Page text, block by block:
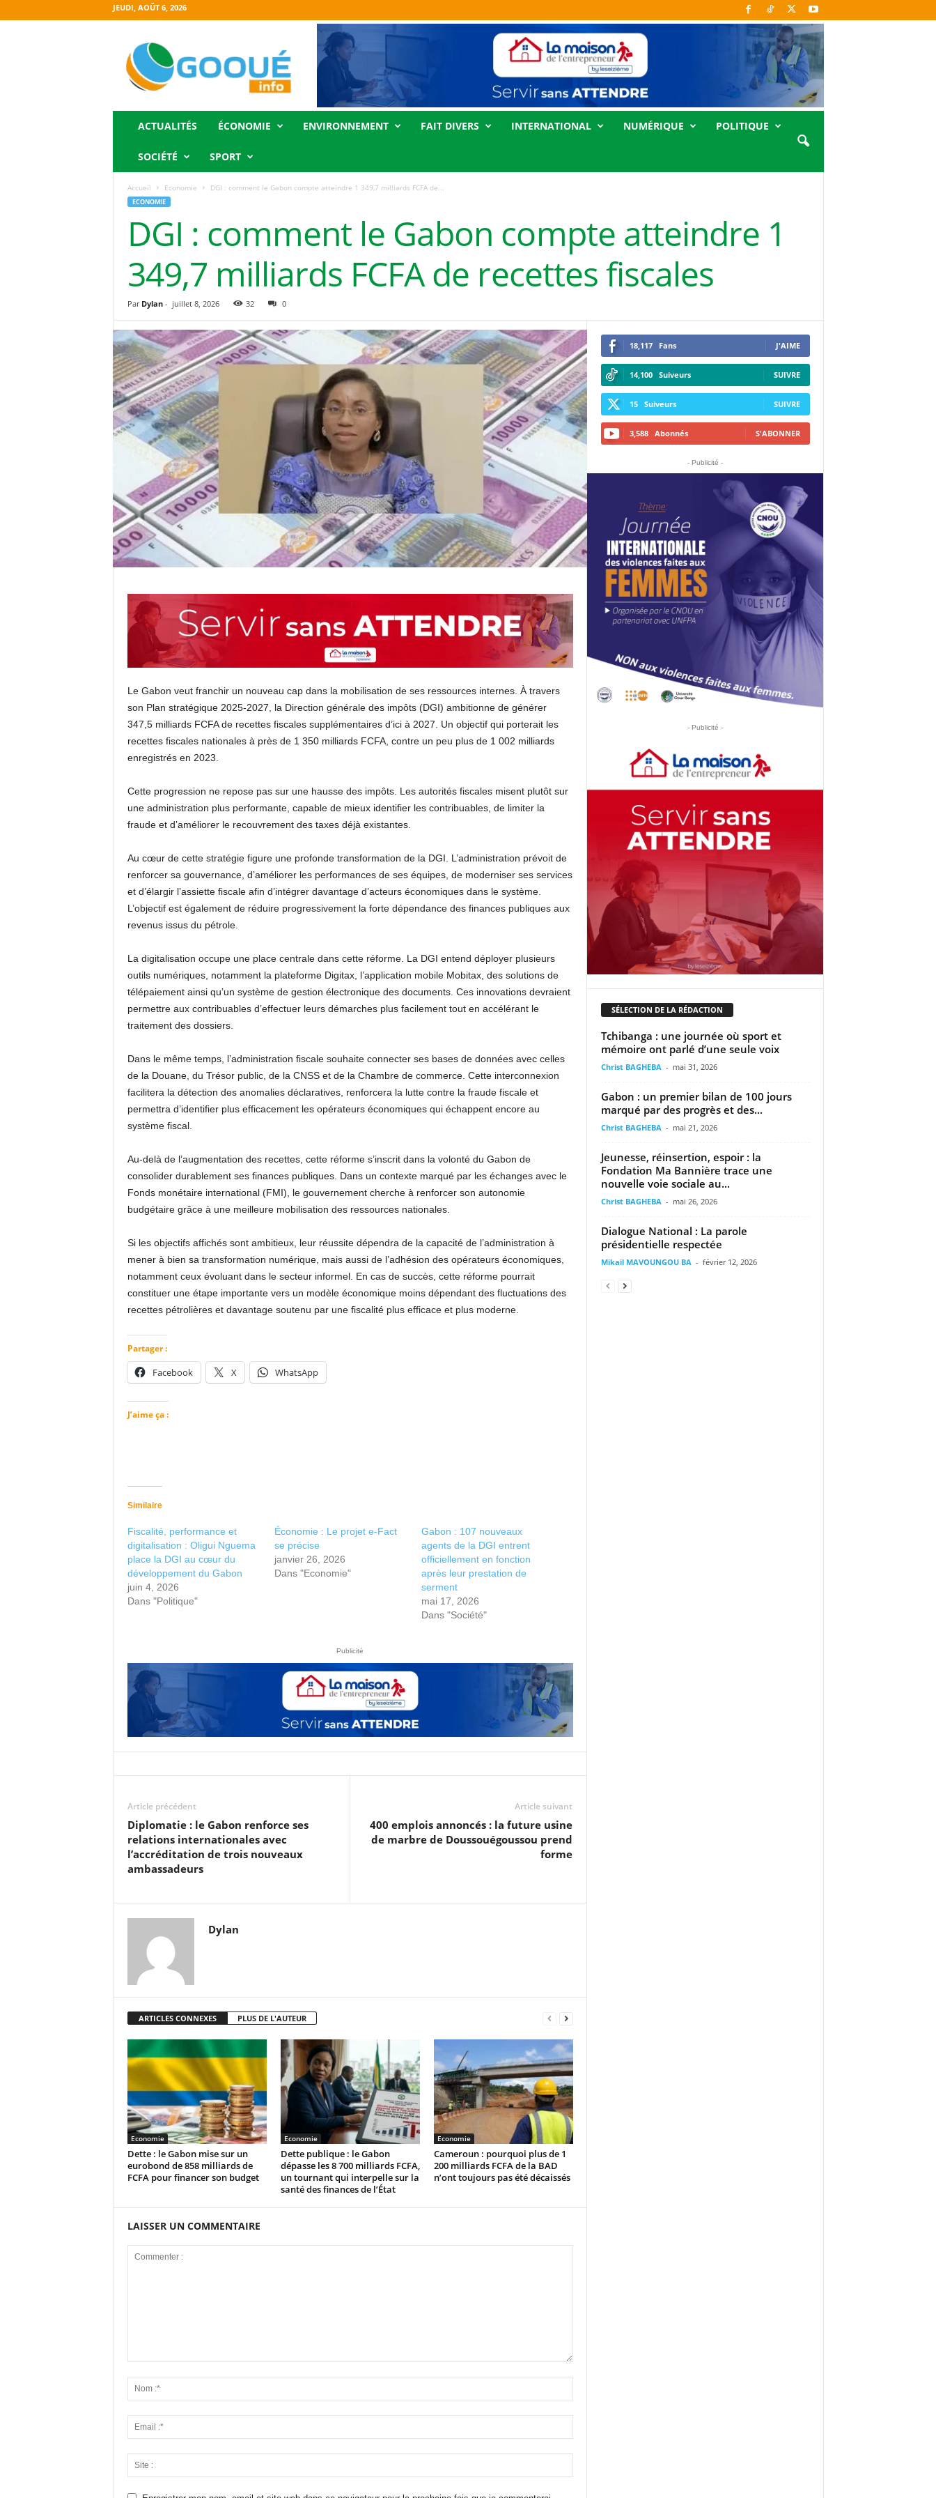
JEUDI, AOÛT 6, 2026
ACTUALITÉS ÉCONOMIE ENVIRONNEMENT FAIT DIVERS INTERNATIONAL NUMÉRIQUE POLITIQUE
SOCIÉTÉ SPORT
Accueil Economie DGI : comment le Gabon compte atteindre 1 349,7 milliards FCFA de...
ECONOMIE
DGI : comment le Gabon compte atteindre 1
349,7 milliards FCFA de recettes fiscales
Par Dylan- juillet 8, 2026 32 0
Le Gabon veut franchir un nouveau cap dans la mobilisation de ses ressources internes. À travers
son Plan stratégique 2025-2027, la Direction générale des impôts (DGI) ambitionne de générer
347,5 milliards FCFA de recettes fiscales supplémentaires d’ici à 2027. Un objectif qui porterait les
recettes fiscales nationales à près de 1 350 milliards FCFA, contre un peu plus de 1 002 milliards
enregistrés en 2023.
Cette progression ne repose pas sur une hausse des impôts. Les autorités fiscales misent plutôt sur
une administration plus performante, capable de mieux identifier les contribuables, de limiter la
fraude et d’améliorer le recouvrement des taxes déjà existantes.
Au cœur de cette stratégie figure une profonde transformation de la DGI. L’administration prévoit de
renforcer sa gouvernance, d’améliorer les performances de ses équipes, de moderniser ses services
et d’élargir l’assiette fiscale afin d’intégrer davantage d’acteurs économiques dans le système.
L’objectif est également de réduire progressivement la forte dépendance des finances publiques aux
revenus issus du pétrole.
La digitalisation occupe une place centrale dans cette réforme. La DGI entend déployer plusieurs
outils numériques, notamment la plateforme Digitax, l’application mobile Mobitax, des solutions de
télépaiement ainsi qu’un système de gestion électronique des documents. Ces innovations devraient
permettre aux contribuables d’effectuer leurs démarches plus facilement tout en accélérant le
traitement des dossiers.
Dans le même temps, l’administration fiscale souhaite connecter ses bases de données avec celles
de la Douane, du Trésor public, de la CNSS et de la Chambre de commerce. Cette interconnexion
facilitera la détection des anomalies déclaratives, renforcera la lutte contre la fraude fiscale et
permettra d’identifier plus efficacement les opérateurs économiques qui échappent encore au
système fiscal.
Au-delà de l’augmentation des recettes, cette réforme s’inscrit dans la volonté du Gabon de
consolider durablement ses finances publiques. Dans un contexte marqué par les échanges avec le
Fonds monétaire international (FMI), le gouvernement cherche à renforcer son autonomie
budgétaire grâce à une meilleure mobilisation des ressources nationales.
Si les objectifs affichés sont ambitieux, leur réussite dépendra de la capacité de l’administration à
mener à bien sa transformation numérique, mais aussi de l’adhésion des opérateurs économiques,
notamment ceux évoluant dans le secteur informel. En cas de succès, cette réforme pourrait
constituer une étape importante vers un modèle économique moins dépendant des fluctuations des
recettes pétrolières et davantage soutenu par une fiscalité plus efficace et plus moderne.
Partager :
Facebook X WhatsApp
J’aime ça :
Similaire
Fiscalité, performance et
digitalisation : Oligui Nguema
place la DGI au cœur du
développement du Gabon
juin 4, 2026
Dans "Politique"
Économie : Le projet e-Fact
se précise
janvier 26, 2026
Dans "Economie"
Gabon : 107 nouveaux
agents de la DGI entrent
officiellement en fonction
après leur prestation de
serment
mai 17, 2026
Dans "Société"
Publicité
Article précédent
Diplomatie : le Gabon renforce ses
relations internationales avec
l’accréditation de trois nouveaux
ambassadeurs
Article suivant
400 emplois annoncés : la future usine
de marbre de Doussouégoussou prend
forme
Dylan
ARTICLES CONNEXES PLUS DE L'AUTEUR
Economie
Dette : le Gabon mise sur un
eurobond de 858 milliards de
FCFA pour financer son budget
Economie
Dette publique : le Gabon
dépasse les 8 700 milliards FCFA,
un tournant qui interpelle sur la
santé des finances de l’État
Economie
Cameroun : pourquoi plus de 1
200 milliards FCFA de la BAD
n’ont toujours pas été décaissés
LAISSER UN COMMENTAIRE
18,117 Fans J'AIME
14,100 Suiveurs SUIVRE
15 Suiveurs SUIVRE
3,588 Abonnés S'ABONNER
- Publicité -
- Publicité -
SÉLECTION DE LA RÉDACTION
Tchibanga : une journée où sport et
mémoire ont parlé d’une seule voix
Christ BAGHEBA - mai 31, 2026
Gabon : un premier bilan de 100 jours
marqué par des progrès et des...
Christ BAGHEBA - mai 21, 2026
Jeunesse, réinsertion, espoir : la
Fondation Ma Bannière trace une
nouvelle voie sociale au...
Christ BAGHEBA - mai 26, 2026
Dialogue National : La parole
présidentielle respectée
Mikail MAVOUNGOU BA - février 12, 2026